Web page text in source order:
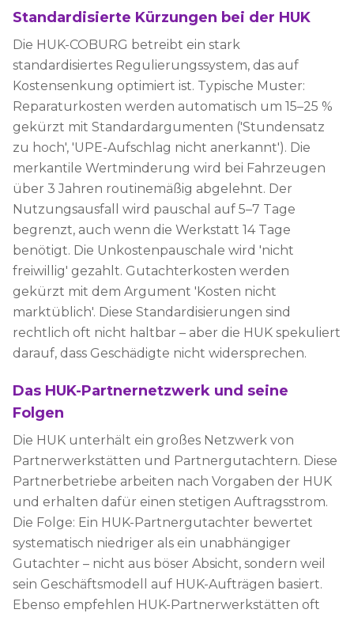
Standardisierte Kürzungen bei der HUK
Die HUK-COBURG betreibt ein stark
standardisiertes Regulierungssystem, das auf
Kostensenkung optimiert ist. Typische Muster:
Reparaturkosten werden automatisch um 15–25 %
gekürzt mit Standardargumenten ('Stundensatz
zu hoch', 'UPE-Aufschlag nicht anerkannt'). Die
merkantile Wertminderung wird bei Fahrzeugen
über 3 Jahren routinemäßig abgelehnt. Der
Nutzungsausfall wird pauschal auf 5–7 Tage
begrenzt, auch wenn die Werkstatt 14 Tage
benötigt. Die Unkostenpauschale wird 'nicht
freiwillig' gezahlt. Gutachterkosten werden
gekürzt mit dem Argument 'Kosten nicht
marktüblich'. Diese Standardisierungen sind
rechtlich oft nicht haltbar – aber die HUK spekuliert
darauf, dass Geschädigte nicht widersprechen.
Das HUK-Partnernetzwerk und seine
Folgen
Die HUK unterhält ein großes Netzwerk von
Partnerwerkstätten und Partnergutachtern. Diese
Partnerbetriebe arbeiten nach Vorgaben der HUK
und erhalten dafür einen stetigen Auftragsstrom.
Die Folge: Ein HUK-Partnergutachter bewertet
systematisch niedriger als ein unabhängiger
Gutachter – nicht aus böser Absicht, sondern weil
sein Geschäftsmodell auf HUK-Aufträgen basiert.
Ebenso empfehlen HUK-Partnerwerkstätten oft